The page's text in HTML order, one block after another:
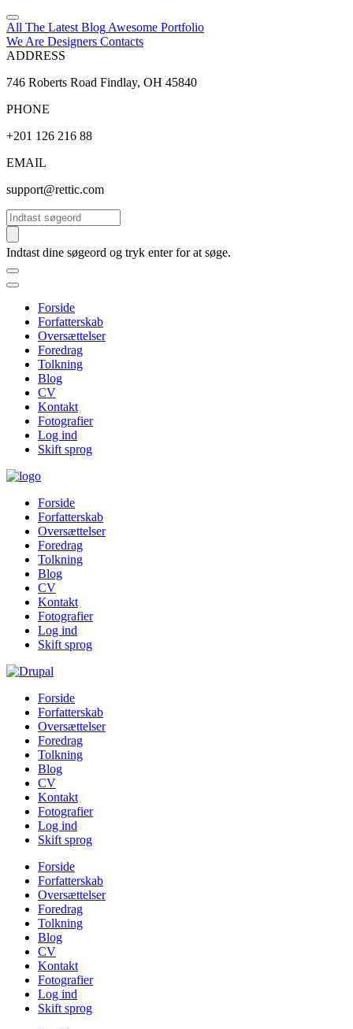
All The Latest Blog Awesome Portfolio
We Are Designers Contacts
ADDRESS
746 Roberts Road Findlay, OH 45840
PHONE
+201 126 216 88
EMAIL
support@rettic.com
Søg
Indtast dine søgeord og tryk enter for at søge.
Forside
Forfatterskab
Oversættelser
Foredrag
Tolkning
Blog
CV
Kontakt
Fotografier
Log ind
Skift sprog
Forside
Forfatterskab
Oversættelser
Foredrag
Tolkning
Blog
CV
Kontakt
Fotografier
Log ind
Skift sprog
Forside
Forfatterskab
Oversættelser
Foredrag
Tolkning
Blog
CV
Kontakt
Fotografier
Log ind
Skift sprog
Forside
Forfatterskab
Oversættelser
Foredrag
Tolkning
Blog
CV
Kontakt
Fotografier
Log ind
Skift sprog